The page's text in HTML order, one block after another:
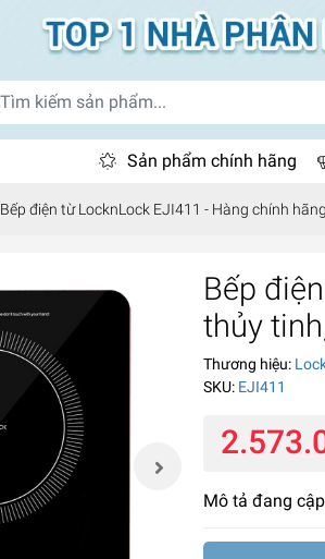
Sản phẩm chính hãng
Bếp điện từ LocknLock EJI411 - Hàng chính
Bếp
thủy
Thương hiệu:
SKU: EJI411
Mô tả đang